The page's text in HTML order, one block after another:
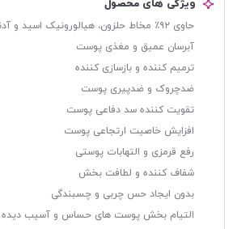
ویژگی های محصول
حاوی ۹۲٪ مخاط حلزون، هیالورونیک اسید و آدنوزین
آبرسان عمیق و مغذی پوست
ترمیم کننده و بازسازی کننده
ضدچروک و ضدپیری پوست
تقویت کننده سد دفاعی پوست
افزایش خاصیت ارتجاعی پوست
رفع قرمزی و التهابات پوستی
شفاف کننده و لطافت بخش
بدون ایجاد حس چربی و چسبندگی
التیام بخش پوست های حساس و آسیب دیده